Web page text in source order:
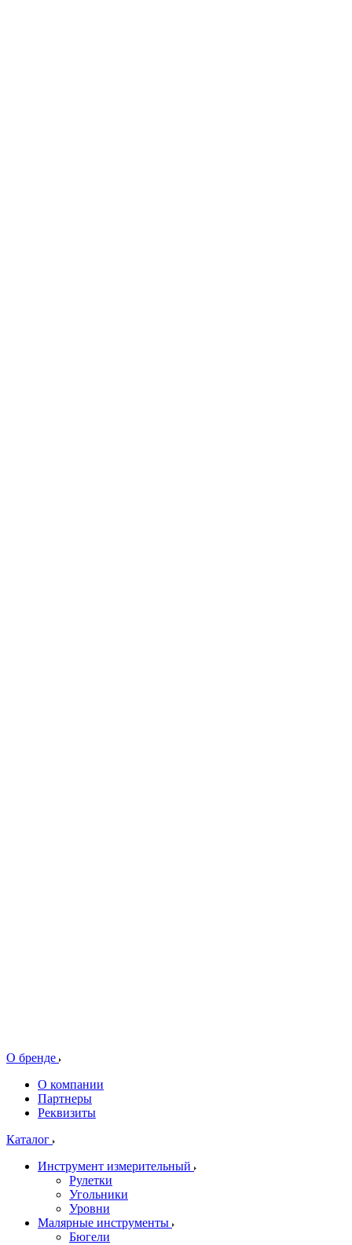
О бренде
О компании
Партнеры
Реквизиты
Каталог
Инструмент измерительный
Рулетки
Угольники
Уровни
Малярные инструменты
Бюгели